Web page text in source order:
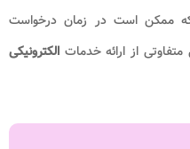
ممکن است در زمان درخواست
از ارائه خدمات الکترونیکی